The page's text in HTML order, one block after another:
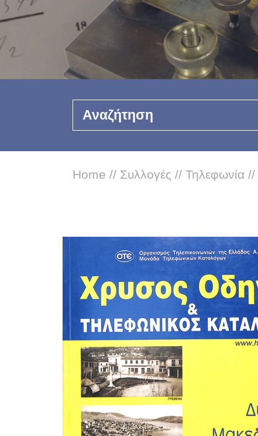
Αναζήτηση
Home // Συλλογές // Τηλεφωνία //